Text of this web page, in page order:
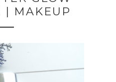
| MAKEUP